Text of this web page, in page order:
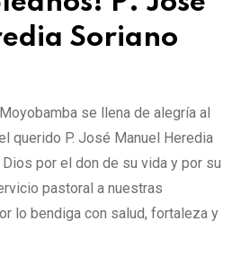
Soriano
se llena de alegría al
querido P. José Manuel Heredia
por el don de su vida y por su
pastoral a nuestras
lo bendiga con salud, fortaleza y